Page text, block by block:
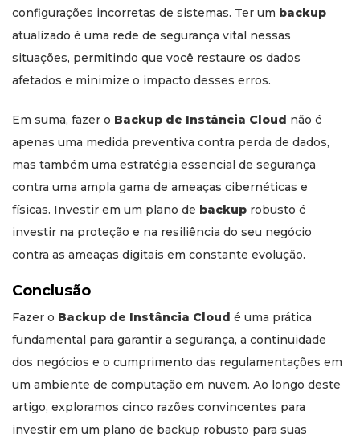
configurações incorretas de sistemas. Ter um backup
atualizado é uma rede de segurança vital nessas
situações, permitindo que você restaure os dados
afetados e minimize o impacto desses erros.
Em suma, fazer o Backup de Instância Cloud não é
apenas uma medida preventiva contra perda de dados,
mas também uma estratégia essencial de segurança
contra uma ampla gama de ameaças cibernéticas e
físicas. Investir em um plano de backup robusto é
investir na proteção e na resiliência do seu negócio
contra as ameaças digitais em constante evolução.
Conclusão
Fazer o Backup de Instância Cloud é uma prática
fundamental para garantir a segurança, a continuidade
dos negócios e o cumprimento das regulamentações em
um ambiente de computação em nuvem. Ao longo deste
artigo, exploramos cinco razões convincentes para
investir em um plano de backup robusto para suas